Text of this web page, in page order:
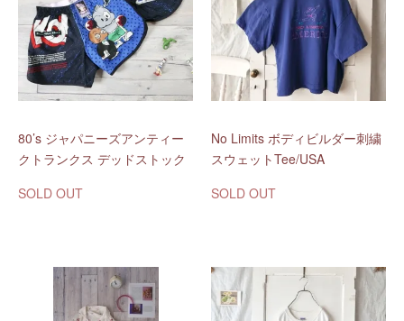
80’s ジャパニーズアンティー
クトランクス デッドストック
SOLD OUT
No Limits ボディビルダー刺繍
スウェットTee/USA
SOLD OUT